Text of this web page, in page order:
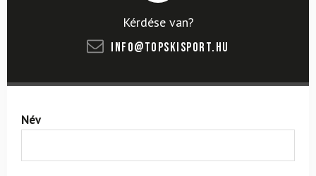
Kérdése van?
info@topskisport.hu
Név